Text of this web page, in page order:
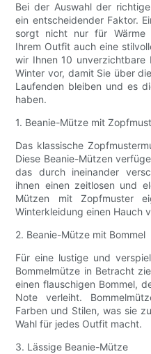
Bei der Auswahl der
ein entscheidender Faktor.
sorgt nicht nur für Wärme
Ihrem Outfit auch eine
wir Ihnen 10 unverzichtbare
Winter vor, damit Sie über
Laufenden bleiben und es
haben.
1. Beanie-Mütze mit
Das klassische
Diese Beanie-Mützen
das durch ineinander
ihnen einen zeitlosen und
Mützen mit Zopfmuster
Winterkleidung einen Hauch
2. Beanie-Mütze mit Bommel
Für eine lustige und
Bommelmütze in Betracht
einen flauschigen Bommel,
Note verleiht.
Farben und Stilen, was sie
Wahl für jedes Outfit macht.
3. Lässige Beanie-Mütze